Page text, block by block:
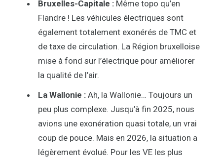
Bruxelles-Capitale : Même topo qu’en
Flandre ! Les véhicules électriques sont
également totalement exonérés de TMC et
de taxe de circulation. La Région bruxelloise
mise à fond sur l’électrique pour améliorer
la qualité de l’air.
La Wallonie : Ah, la Wallonie… Toujours un
peu plus complexe. Jusqu’à fin 2025, nous
avions une exonération quasi totale, un vrai
coup de pouce. Mais en 2026, la situation a
légèrement évolué. Pour les VE les plus